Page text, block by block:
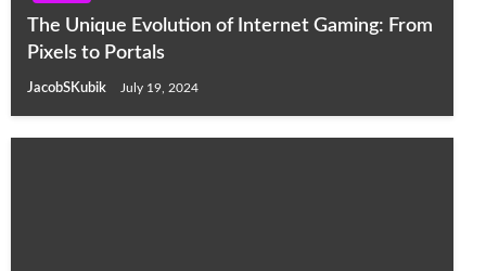
The Unique Evolution of Internet Gaming: From
Pixels to Portals
JacobSKubik July 19, 2024